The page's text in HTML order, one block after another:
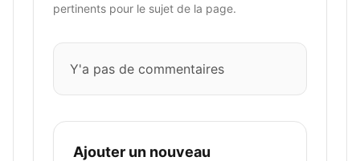
pertinents pour le sujet de la page.
Y'a pas de commentaires
Ajouter un nouveau